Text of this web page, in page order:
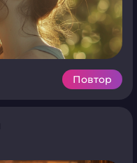
Повтор